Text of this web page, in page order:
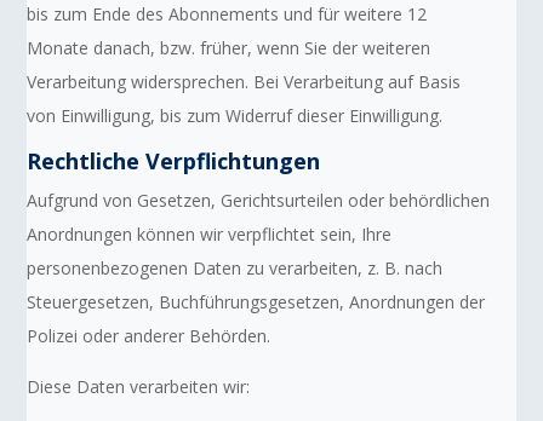
bis zum Ende des Abonnements und für weitere 12
Monate danach, bzw. früher, wenn Sie der weiteren
Verarbeitung widersprechen. Bei Verarbeitung auf Basis
von Einwilligung, bis zum Widerruf dieser Einwilligung.
Rechtliche Verpflichtungen
Aufgrund von Gesetzen, Gerichtsurteilen oder behördlichen
Anordnungen können wir verpflichtet sein, Ihre
personenbezogenen Daten zu verarbeiten, z. B. nach
Steuergesetzen, Buchführungsgesetzen, Anordnungen der
Polizei oder anderer Behörden.
Diese Daten verarbeiten wir: